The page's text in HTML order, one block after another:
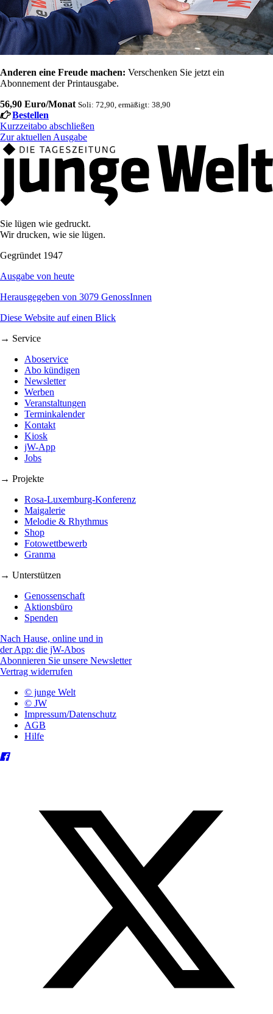
Anderen eine Freude machen: Verschenken Sie jetzt ein
Abonnement der Printausgabe.
56,90 Euro/Monat Soli: 72,90, ermäßigt: 38,90
Bestellen
Kurzzeitabo abschließen
Zur aktuellen Ausgabe
Sie lügen wie gedruckt.
Wir drucken, wie sie lügen.
Gegründet 1947
Ausgabe von heute
Herausgegeben von 3079 GenossInnen
Diese Website auf einen Blick
→ Service
Aboservice
Abo kündigen
Newsletter
Werben
Veranstaltungen
Terminkalender
Kontakt
Kiosk
jW-App
Jobs
→ Projekte
Rosa-Luxemburg-Konferenz
Maigalerie
Melodie & Rhythmus
Shop
Fotowettbewerb
Granma
→ Unterstützen
Genossenschaft
Aktionsbüro
Spenden
Nach Hause, online und in
der App: die jW-Abos
Abonnieren Sie unsere Newsletter
Vertrag widerrufen
© junge Welt
© JW
Impressum/Datenschutz
AGB
Hilfe